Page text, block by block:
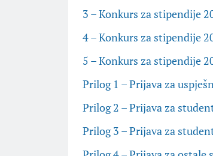
3 – Konkurs za stipendije
4 – Konkurs za stipendije
5 – Konkurs za stipendije
Prilog 1 – Prijava za
Prilog 2 – Prijava za
Prilog 3 – Prijava za